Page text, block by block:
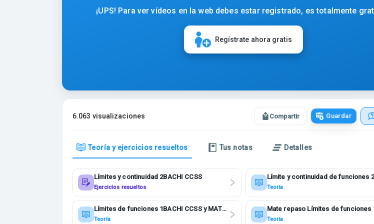
¡UPS! Para ver vídeos en la web debes estar registrado, es totalmente
Regístrate ahora gratis
6.063 visualizaciones Compartir Guardar
Teoría y ejercicios resueltos Tus notas Detalles
Límites y continuidad 2BACHI CCSS
Ejercicios resueltos
Límite y continuidad de funciones
MATE II
Teoría
Límites de funciones 1BACHI CCSS y MATE
I
Teoría
Mate repaso Límites de funciones
Teoría